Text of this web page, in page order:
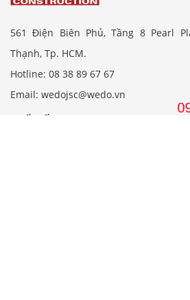
561 Điện Biên Phủ, Tầng 8 Pearl
Thạnh, Tp. HCM.
Hotline: 08 38 89 67 67
Email: wedojsc@wedo.vn